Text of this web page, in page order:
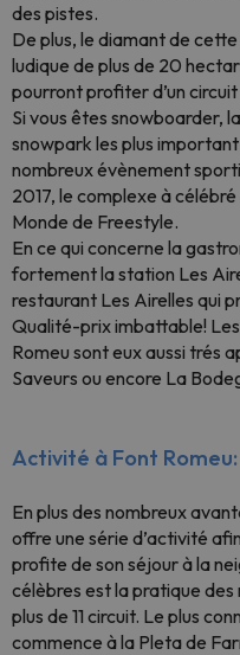
des pistes.
De plus, le diamant de
ludique de plus de 20
pourront profiter d’un
Si vous êtes snowboarder,
snowpark les plus
nombreux évènement
2017, le complexe à
Monde de Freestyle.
En ce qui concerne la
fortement la station Les
restaurant Les Airelles qui
Qualité-prix imbattable!
Romeu sont eux aussi trés
Saveurs ou encore La
Activité à Font Romeu:
En plus des nombreux
offre une série d’activité
profite de son séjour à la
célèbres est la pratique
plus de 11 circuit. Le plus
commence à la Pleta de